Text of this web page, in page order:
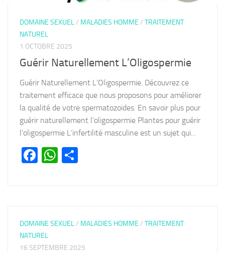
DOMAINE SEXUEL/ MALADIES HOMME / TRAITEMENT
NATUREL
1 OCTOBRE 2025
Guérir Naturellement L’Oligospermie
Guérir Naturellement L’Oligospermie. Découvrez ce
traitement efficace que nous proposons pour améliorer
la qualité de votre spermatozoïdes. En savoir plus pour
guérir naturellement l’oligospermie Plantes pour guérir
l’oligospermie L’infertilité masculine est un sujet qui...
Facebook
WhatsApp
DOMAINE SEXUEL/ MALADIES HOMME / TRAITEMENT
NATUREL
16 SEPTEMBRE 2025